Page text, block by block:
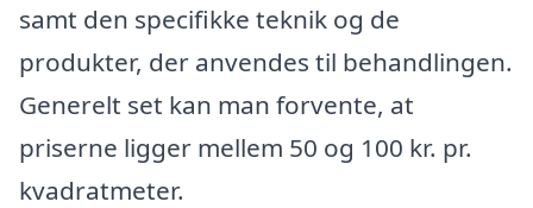
samt den specifikke teknik og de
produkter, der anvendes til behandlingen.
Generelt set kan man forvente, at
priserne ligger mellem 50 og 100 kr. pr.
kvadratmeter.